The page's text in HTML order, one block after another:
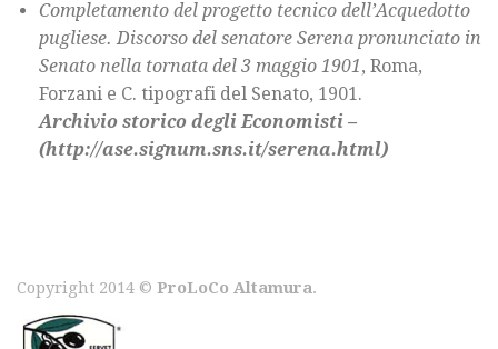
Completamento del progetto tecnico dell’Acquedotto
pugliese. Discorso del senatore Serena pronunciato in
Senato nella tornata del 3 maggio 1901, Roma,
Forzani e C. tipografi del Senato, 1901.
Archivio storico degli Economisti –
(http://ase.signum.sns.it/serena.html)
Copyright 2014 © ProLoCo Altamura.